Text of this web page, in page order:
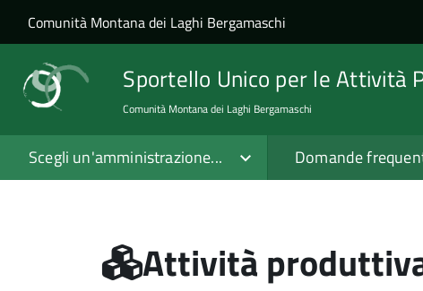
Salta al contenuto principale
Skip to site navigation
Comunità Montana dei Laghi Bergamaschi
Sportello Unico per le Attività
Comunità Montana dei Laghi Bergamaschi
Scegli un'amministrazione... Domande
Attività